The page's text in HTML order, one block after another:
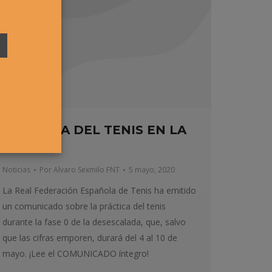
PRÁCTICA DEL TENIS EN LA
Noticias PorAlvaro Sexmilo FNT 5 mayo, 2020
La Real Federación Española de Tenis ha emitido
un comunicado sobre la práctica del tenis
durante la fase 0 de la desescalada, que, salvo
que las cifras emporen, durará del 4 al 10 de
mayo. ¡Lee el COMUNICADO íntegro!